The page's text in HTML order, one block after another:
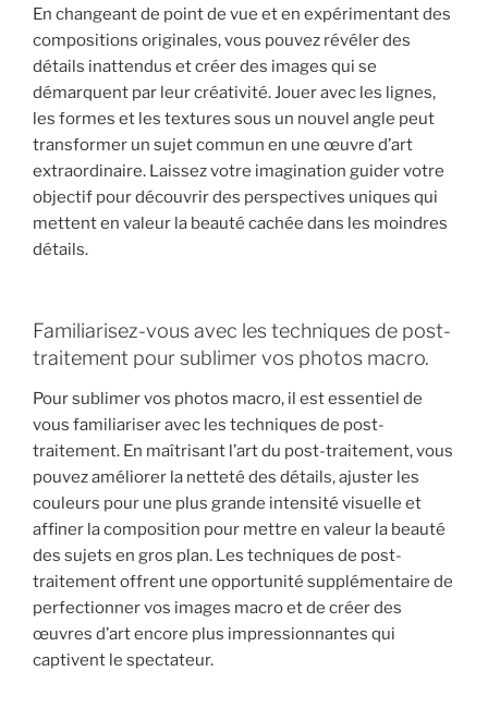
En changeant de point de vue et en expérimentant des
compositions originales, vous pouvez révéler des
détails inattendus et créer des images qui se
démarquent par leur créativité. Jouer avec les lignes,
les formes et les textures sous un nouvel angle peut
transformer un sujet commun en une œuvre d’art
extraordinaire. Laissez votre imagination guider votre
objectif pour découvrir des perspectives uniques qui
mettent en valeur la beauté cachée dans les moindres
détails.
Familiarisez-vous avec les techniques de post-
traitement pour sublimer vos photos macro.
Pour sublimer vos photos macro, il est essentiel de
vous familiariser avec les techniques de post-
traitement. En maîtrisant l’art du post-traitement, vous
pouvez améliorer la netteté des détails, ajuster les
couleurs pour une plus grande intensité visuelle et
affiner la composition pour mettre en valeur la beauté
des sujets en gros plan. Les techniques de post-
traitement offrent une opportunité supplémentaire de
perfectionner vos images macro et de créer des
œuvres d’art encore plus impressionnantes qui
captivent le spectateur.